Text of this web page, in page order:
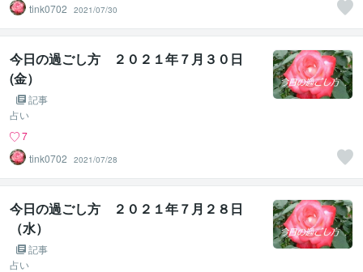
tink0702
2021/07/30
今日の過ごし方 ２０２１年７月３０日
(金）
記事
占い
7
tink0702
2021/07/28
今日の過ごし方 ２０２１年７月２８日
（水）
記事
占い